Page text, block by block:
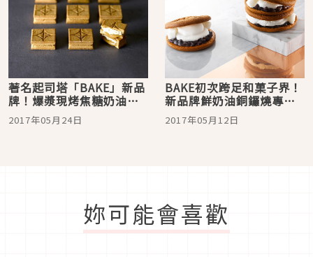
著名起司塔「BAKE」新品
牌！爆漿現烤焦糖奶油夾
心餅甜蜜登場
2017年05月24日
BAKE初次跨足和菓子界！
新品牌鮮奶油銅鑼燒專賣
店「DOU」開幕！
2017年05月12日
妳可能會喜歡